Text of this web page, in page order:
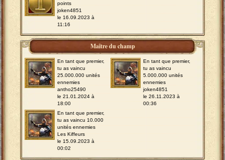
points
joken4851
le 16.09.2023 à
11:16
Maître du champ
En tant que premier,
tu as vaincu
25.000.000 unités
ennemies
antho25490
le 21.01.2024 à
18:00
En tant que premier,
tu as vaincu
5.000.000 unités
ennemies
joken4851
le 26.11.2023 à
00:36
En tant que premier,
tu as vaincu 10.000
unités ennemies
Les Kiffeurs
le 15.09.2023 à
00:02